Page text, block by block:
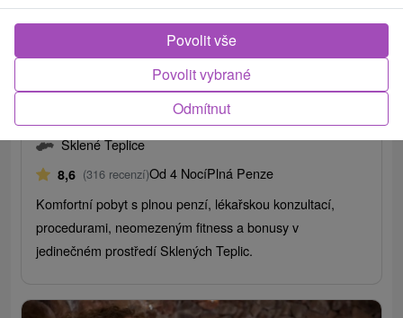
od1 971,74Kč
Oblíbený pobyt Lázně na zkoušku: Léčebný
pobyt pro zdraví a regeneraci
Lázně Sklené Teplice
Sklené Teplice
8,6 (316 recenzí)Od 4 NocíPlná Penze
Komfortní pobyt s plnou penzí, lékařskou konzultací,
procedurami, neomezeným fitness a bonusy v
jedinečném prostředí Sklených Teplic.
Odmítnut
Povolit vybrané
Povolit vše